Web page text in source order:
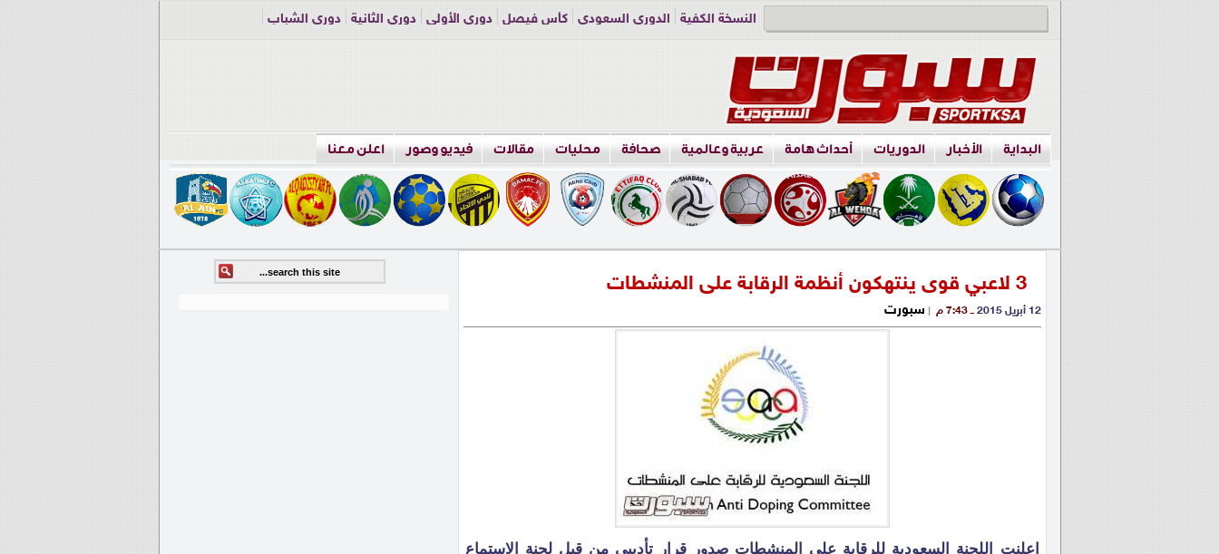
النسخة الكفية الدوري السعودي كأس فيصل دوري الأولى دوري الثانية
دوري الشباب
البداية الأخبار الدوريات أحداث هامة عربية وعالمية صحافة محليات مقالات فيديو وصور اعلن معنا
3 لاعبي قوى ينتهكون أنظمة الرقابة على المنشطات
12 أبريل 2015 ــ 7:43 م | سبورت
اعلنت اللجنة السعودية للرقابة على المنشطات صدور قرار تأديبي من قبل لجنة الاستماع